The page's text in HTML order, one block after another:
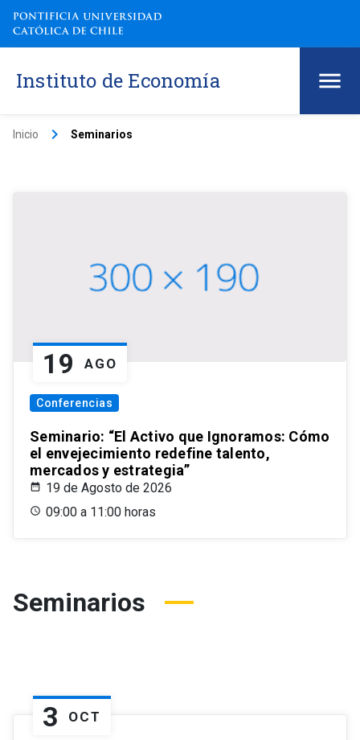
Instituto de Economía
Inicio keyboard_arrow_right Seminarios
19 AGO
Conferencias
Seminario: “El Activo que Ignoramos: Cómo
el envejecimiento redefine talento,
mercados y estrategia”
19 de Agosto de 2026
09:00 a 11:00 horas
Seminarios
3 OCT